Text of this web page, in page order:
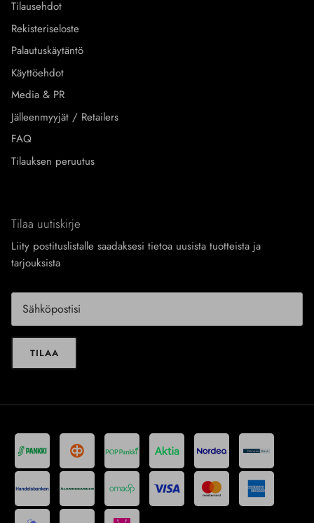
Tilausehdot
Rekisteriseloste
Palautuskäytäntö
Käyttöehdot
Media & PR
Jälleenmyyjät / Retailers
FAQ
Tilauksen peruutus
Tilaa uutiskirje
Liity postituslistalle saadaksesi tietoa uusista tuotteista ja
tarjouksista
TILAA